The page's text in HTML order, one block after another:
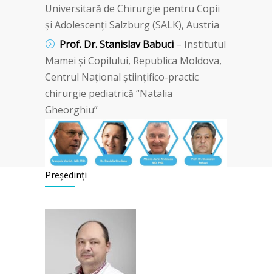
Universitară de Chirurgie pentru Copii
și Adolescenți Salzburg (SALK), Austria
Prof. Dr. Stanislav Babuci – Institutul
Mamei și Copilului, Republica Moldova,
Centrul Național științifico-practic
chirurgie pediatrică “Natalia
Gheorghiu”
Președinți